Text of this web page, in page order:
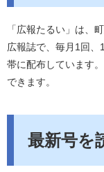
「広報たるい」は、
広報誌で、毎月1回
帯に配布しています
できます。
最新号を